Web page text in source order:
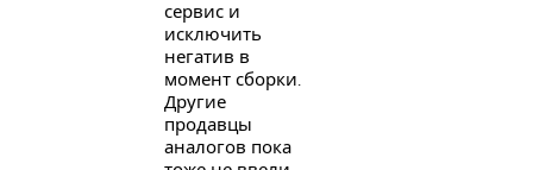
сервис и
исключить
негатив в
момент сборки.
Другие
продавцы
аналогов пока